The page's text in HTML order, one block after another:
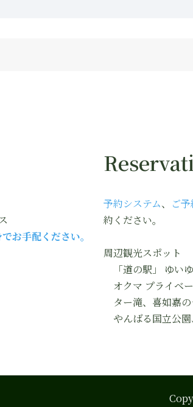
お手配ください。
予約システム、 ご
約ください。
周辺観光スポット
「道の駅」 ゆい
オクマ プライベ
ター滝、喜如嘉
やんばる国立公